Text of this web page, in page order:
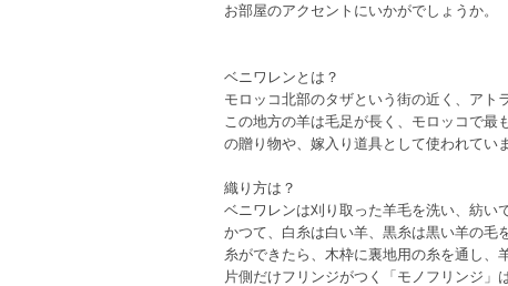
お部屋のアクセントにいかがでしょうか。
ベニワレンとは？
モロッコ北部のタザという街の近く、アト
この地方の羊は毛足が長く、モロッコで
の贈り物や、嫁入り道具として使われてい
織り方は？
ベニワレンは刈り取った羊毛を洗い、紡い
かつて、白糸は白い羊、黒糸は黒い羊の毛
糸ができたら、木枠に裏地用の糸を通し、
片側だけフリンジがつく「モノフリンジ」